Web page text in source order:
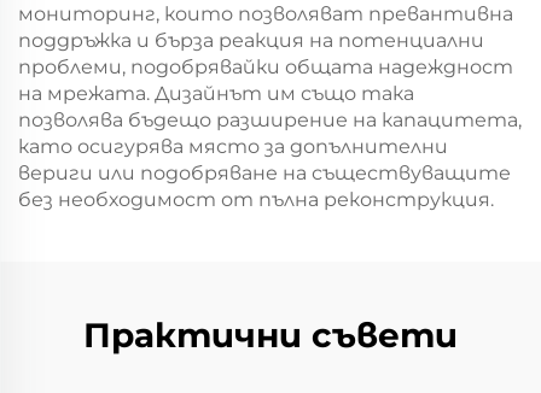
мониторинг, които позволяват превантивна
поддръжка и бърза реакция на потенциални
проблеми, подобрявайки общата надеждност
на мрежата. Дизайнът им също така
позволява бъдещо разширение на капацитета,
като осигурява място за допълнителни
вериги или подобряване на съществуващите
без необходимост от пълна реконструкция.
Практични съвети